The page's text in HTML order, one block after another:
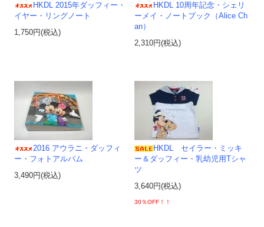
HKDL 2015年ダッフィー・
イヤー・リングノート
1,750円(税込)
HKDL 10周年記念・シェリ
ーメイ・ノートブック（Alice Ch
an）
2,310円(税込)
2016 アウラニ・ダッフィ
ー・フォトアルバム
3,490円(税込)
HKDL セイラー・ミッキ
ー＆ダッフィー・乳幼児用Tシャ
ツ
3,640円(税込)
30％OFF！！